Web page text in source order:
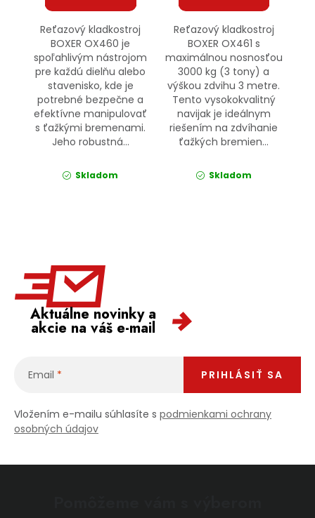
Reťazový kladkostroj
BOXER OX460 je
spoľahlivým nástrojom
pre každú dielňu alebo
stavenisko, kde je
potrebné bezpečne a
efektívne manipulovať
s ťažkými bremenami.
Jeho robustná...
Skladom
Reťazový kladkostroj
BOXER OX461 s
maximálnou nosnosťou
3000 kg (3 tony) a
výškou zdvihu 3 metre.
Tento vysokokvalitný
navijak je ideálnym
riešením na zdvíhanie
ťažkých bremien...
Skladom
Aktuálne novinky a
akcie na váš e-mail
Email
Vložením e-mailu súhlasíte s podmienkami ochrany
osobných údajov
PRIHLÁSIŤ SA